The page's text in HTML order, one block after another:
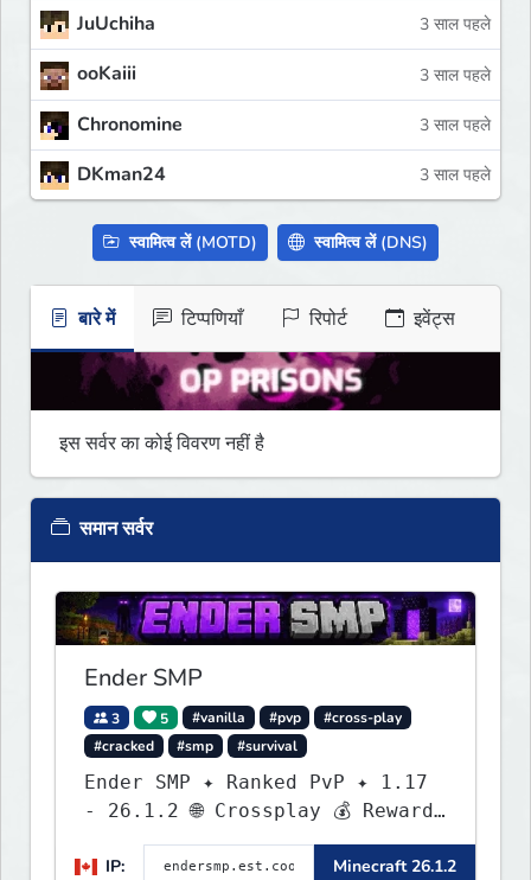
JuUchiha 3 साल पहले
ooKaiii 3 साल पहले
Chronomine 3 साल पहले
DKman24 3 साल पहले
स्वामित्व लें (MOTD) स्वामित्व लें (DNS)
बारे में टिप्पणियाँ रिपोर्ट इवेंट्स
इस सर्वर का कोई विवरण नहीं है
समान सर्वर
Ender SMP
3 5 #vanilla #pvp
#cross-play
#cracked
#smp #survival
Ender SMP ✦ Ranked PvP ✦ 1.17
- 26.1.2 🌐 Crossplay 💰 Rewards
🛠 Custom Gear
IP:
Minecraft 26.1.2